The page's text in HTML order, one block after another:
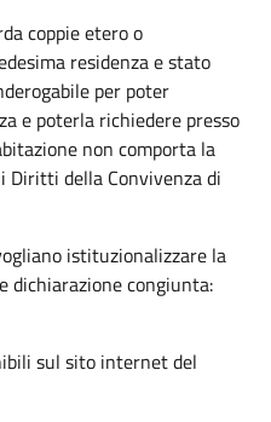
coppie etero o
residenza e stato
per poter
e poterla richiedere presso
non comporta la
Diritti della Convivenza di
istituzionalizzare la
dichiarazione congiunta:
sul sito internet del